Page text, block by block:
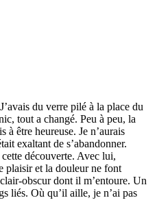
du verre pilé à la place du
tout a changé. Peu à peu, la
à être heureuse. Je n’aurais
exaltant de s’abandonner.
découverte. Avec lui,
plaisir et la douleur ne font
obscur dont il m’entoure. Un
liés. Où qu’il aille, je n’ai pas